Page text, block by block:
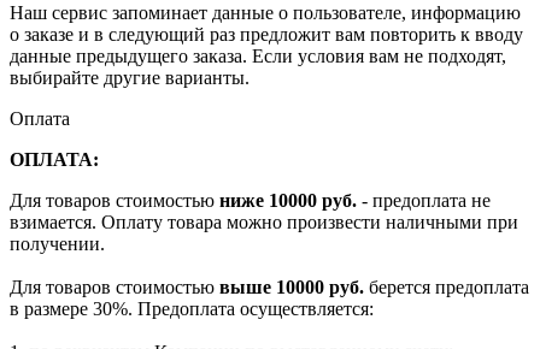
Наш сервис запоминает данные о пользователе, информацию
о заказе и в следующий раз предложит вам повторить к вводу
данные предыдущего заказа. Если условия вам не подходят,
выбирайте другие варианты.
Оплата
ОПЛАТА:
Для товаров стоимостью ниже 10000 руб. - предоплата не
взимается. Оплату товара можно произвести наличными при
получении.
Для товаров стоимостью выше 10000 руб. берется предоплата
в размере 30%. Предоплата осуществляется: